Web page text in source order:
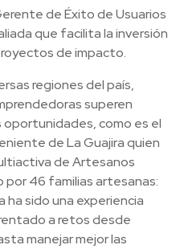
de Éxito de Usuarios
que facilita la inversión
de impacto.
regiones del país,
superen
oportunidades, como es el
de La Guajira quien
de Artesanos
por 46 familias artesanas:
ha sido una experiencia
a retos desde
manejar mejor las